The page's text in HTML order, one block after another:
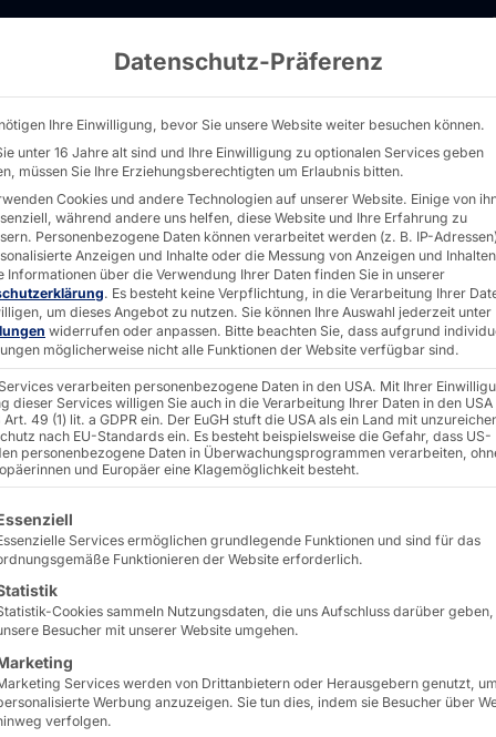
Datenschutz-Präferenz
Ihre Einwilligung, bevor Sie unsere Website weiter besuchen können.
unter 16 Jahre alt sind und Ihre Einwilligung zu optionalen Services geben
müssen Sie Ihre Erziehungsberechtigten um Erlaubnis bitten.
Cookies und andere Technologien auf unserer Website. Einige von
während andere uns helfen, diese Website und Ihre Erfahrung zu
Personenbezogene Daten können verarbeitet werden (z. B. IP-
Anzeigen und Inhalte oder die Messung von Anzeigen und
Informationen über die Verwendung Ihrer Daten finden Sie in unserer
. Es besteht keine Verpflichtung, in die Verarbeitung Ihrer
um dieses Angebot zu nutzen. Sie können Ihre Auswahl jederzeit unter
widerrufen oder anpassen. Bitte beachten Sie, dass aufgrund
möglicherweise nicht alle Funktionen der Website verfügbar sind.
verarbeiten personenbezogene Daten in den USA. Mit Ihrer
dieser Services willigen Sie auch in die Verarbeitung Ihrer Daten in den USA
49 (1) lit. a GDPR ein. Der EuGH stuft die USA als ein Land mit
nach EU-Standards ein. Es besteht beispielsweise die Gefahr, dass US-
personenbezogene Daten in Überwachungsprogrammen verarbeiten,
und Europäer eine Klagemöglichkeit besteht.
eine Liste der Service-Gruppen, für die eine
Services ermöglichen grundlegende Funktionen und sind für das
Funktionieren der Website erforderlich.
Cookies sammeln Nutzungsdaten, die uns Aufschluss darüber
Besucher mit unserer Website umgehen.
Services werden von Drittanbietern oder Herausgebern genutzt,
Werbung anzuzeigen. Sie tun dies, indem sie Besucher über
verfolgen.